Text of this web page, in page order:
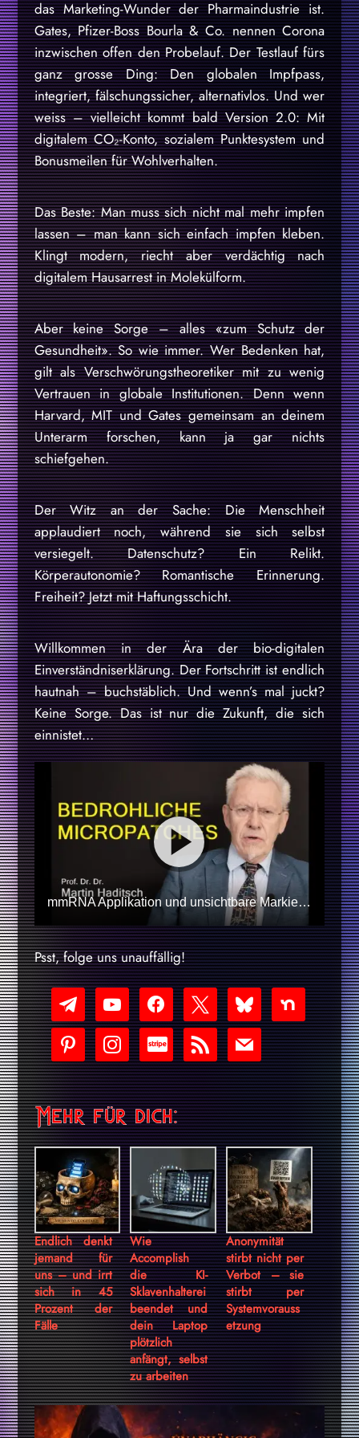
das Marketing-Wunder der Pharmaindustrie ist.
Gates, Pfizer-Boss Bourla & Co. nennen Corona
inzwischen offen den Probelauf. Der Testlauf fürs
ganz grosse Ding: Den globalen Impfpass,
integriert, fälschungssicher, alternativlos. Und wer
weiss – vielleicht kommt bald Version 2.0: Mit
digitalem CO₂-Konto, sozialem Punktesystem und
Bonusmeilen für Wohlverhalten.
Das Beste: Man muss sich nicht mal mehr impfen
lassen – man kann sich einfach impfen kleben.
Klingt modern, riecht aber verdächtig nach
digitalem Hausarrest in Molekülform.
Aber keine Sorge – alles «zum Schutz der
Gesundheit». So wie immer. Wer Bedenken hat,
gilt als Verschwörungstheoretiker mit zu wenig
Vertrauen in globale Institutionen. Denn wenn
Harvard, MIT und Gates gemeinsam an deinem
Unterarm forschen, kann ja gar nichts
schiefgehen.
Der Witz an der Sache: Die Menschheit
applaudiert noch, während sie sich selbst
versiegelt. Datenschutz? Ein Relikt.
Körperautonomie? Romantische Erinnerung.
Freiheit? Jetzt mit Haftungsschicht.
Willkommen in der Ära der bio-digitalen
Einverständniserklärung. Der Fortschritt ist endlich
hautnah – buchstäblich. Und wenn’s mal juckt?
Keine Sorge. Das ist nur die Zukunft, die sich
einnistet…
mmRNA Applikation und unsichtbare Markierung: bedrohliche "Micropatches"
Psst, folge uns unauffällig!
telegramyoutube-
play
facebookx blueskynextdoor
pinterestinstagram
cc-
stripe
rss mail
Mehr für dich:
Endlich denkt
jemand für
uns – und irrt
sich in 45
Prozent der
Fälle
Wie
Accomplish
die KI-
Sklavenhalterei
beendet und
dein Laptop
plötzlich
anfängt, selbst
zu arbeiten
Anonymität
stirbt nicht per
Verbot – sie
stirbt per
Systemvorauss
etzung